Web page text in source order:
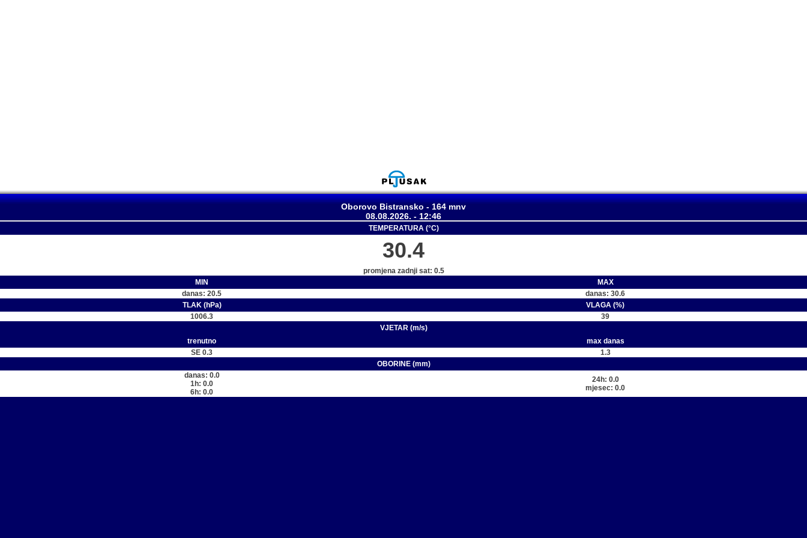
Oborovo Bistransko - 164 mnv
08.08.2026. - 12:46
TEMPERATURA (°C)
30.4
promjena zadnji sat: 0.5
MIN
MAX
danas: 20.5
danas: 30.6
TLAK (hPa)
VLAGA (%)
1006.3
39
VJETAR (m/s)
trenutno
max danas
SE 0.3
1.3
OBORINE (mm)
danas: 0.0
1h: 0.0
6h: 0.0
24h: 0.0
mjesec: 0.0